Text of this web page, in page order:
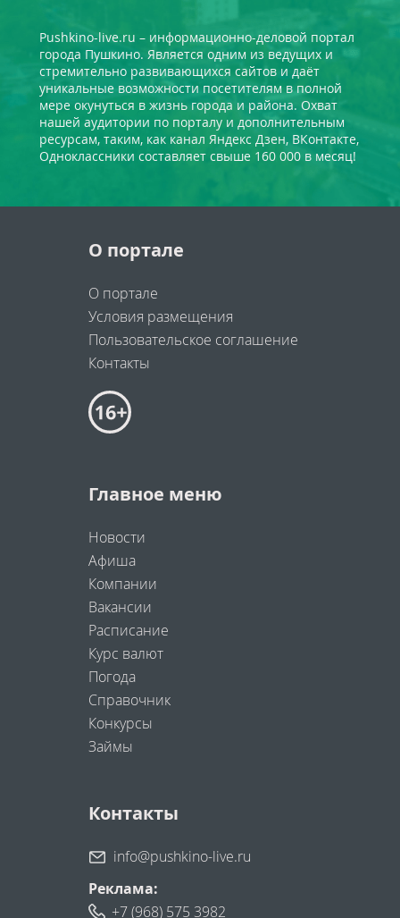
Pushkino-live.ru – информационно-деловой портал
города Пушкино. Является одним из ведущих и
стремительно развивающихся сайтов и даёт
уникальные возможности посетителям в полной
мере окунуться в жизнь города и района. Охват
нашей аудитории по порталу и дополнительным
ресурсам, таким, как канал Яндекс Дзен, ВКонтакте,
Одноклассники составляет свыше 160 000 в месяц!
О портале
О портале
Условия размещения
Пользовательское соглашение
Контакты
Главное меню
Новости
Афиша
Компании
Вакансии
Расписание
Курс валют
Погода
Справочник
Конкурсы
Займы
Контакты
info@pushkino-live.ru
Реклама:
+7 (968) 575 3982